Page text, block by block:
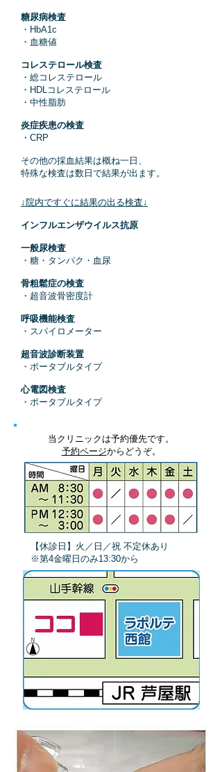
糖尿病検査
・HbA1c
・血糖値
コレステロール検査
・総コレステロール
・HDLコレステロール
・中性脂肪
炎症疾患の検査
・CRP
その他の採血結果は概ね一日、
特殊な検査は数日で結果が出ます。
↓院内ですぐに結果の出る検査↓
インフルエンザウイルス抗原
一般尿検査
・糖・タンパク・血尿
骨粗鬆症の検査
・超音波骨密度計
呼吸機能検査
・スパイロメーター
超音波診断装置
・ポータブルタイプ
心電図検査
・ポータブルタイプ
当クリニックは予約優先です。
予約ページからどうぞ。
【休診日】火／日／祝 不定休あり
​※第4金曜日のみ13:30から